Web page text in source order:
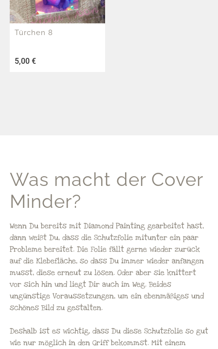
Türchen 8
5,00 €
Was macht der Cover
Minder?
Wenn Du bereits mit Diamond Painting gearbeitet hast,
dann weißt Du, dass die Schutzfolie mitunter ein paar
Probleme bereitet. Die Folie fällt gerne wieder zurück
auf die Klebefläche, so dass Du immer wieder anfangen
musst, diese erneut zu lösen. Oder aber sie knittert
vor sich hin und liegt Dir auch im Weg. Beides
ungünstige Voraussetzungen, um ein ebenmäßiges und
schönes Bild zu gestalten.
Deshalb ist es wichtig, dass Du diese Schutzfolie so gut
wie nur möglich in den Griff bekommst. Mit einem